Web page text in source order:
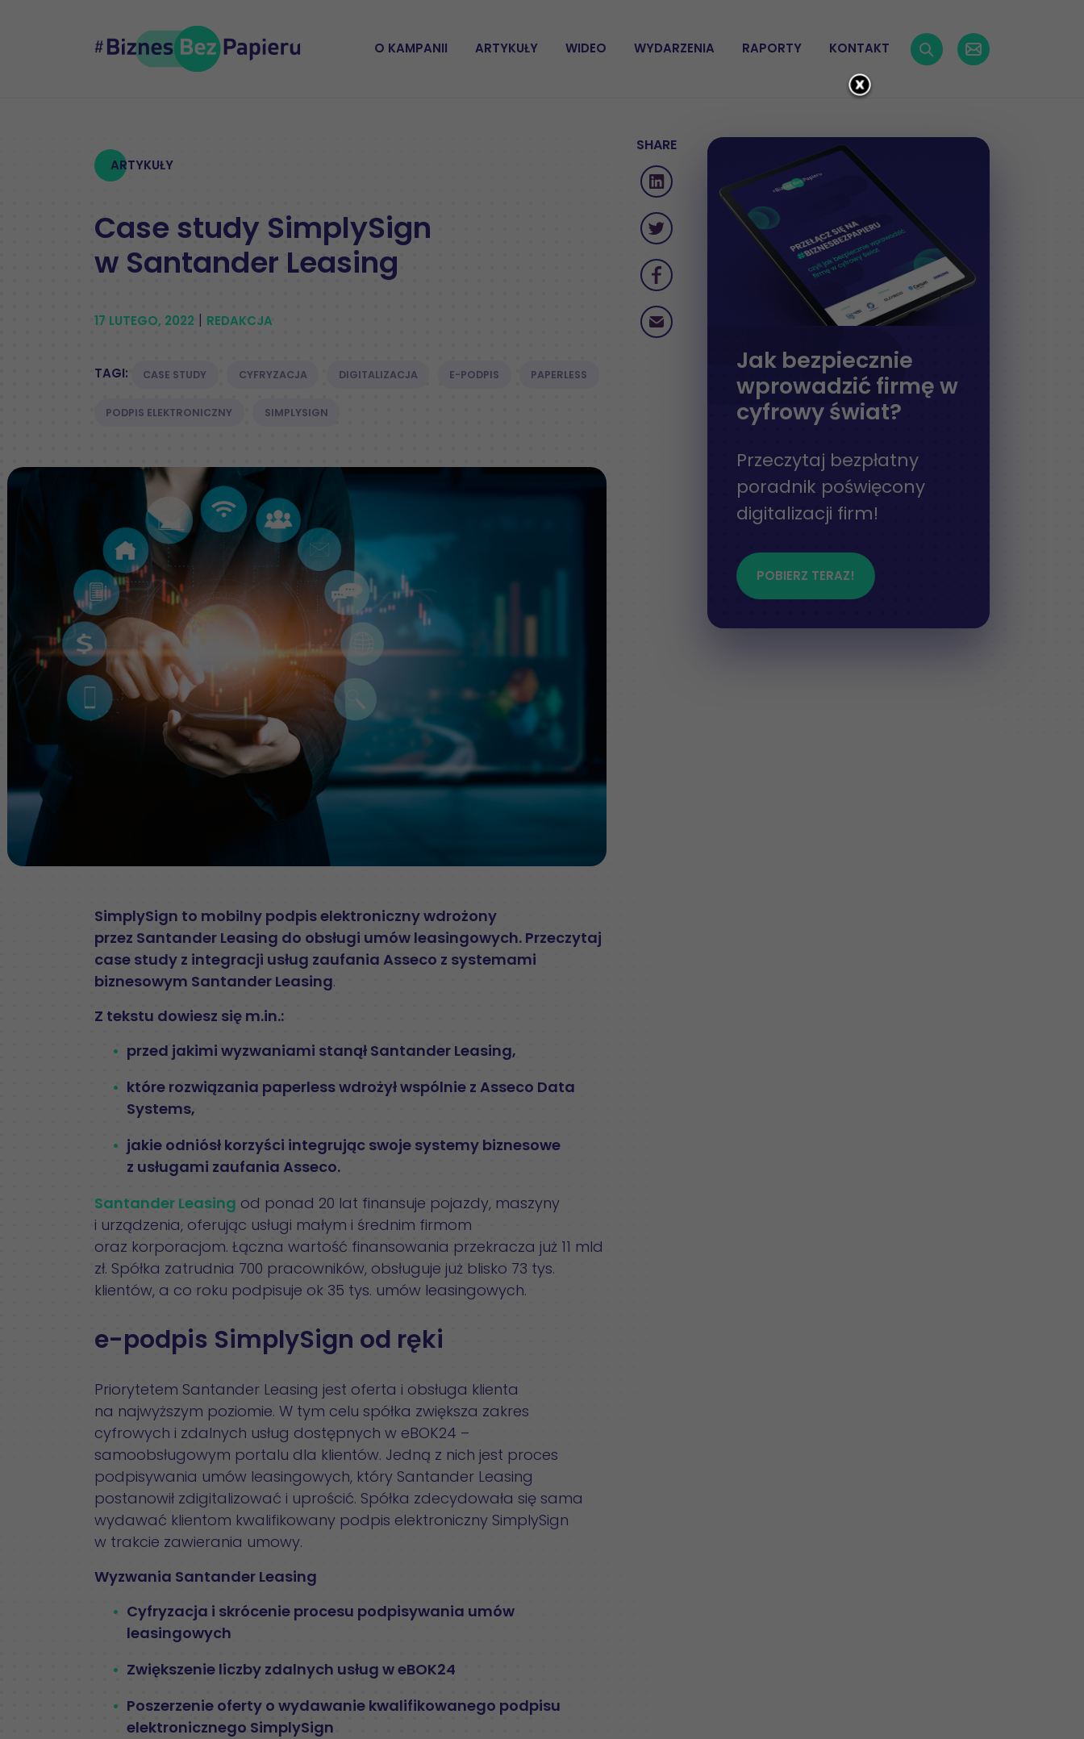
O KAMPANII ARTYKUŁY WIDEO WYDARZENIA RAPORTY KONTAKT
ARTYKUŁY
Case study SimplySign
w Santander Leasing
17 LUTEGO, 2022 | REDAKCJA
TAGI: CASE STUDY CYFRYZACJA DIGITALIZACJA E-PODPIS PAPERLESS
PODPIS ELEKTRONICZNY SIMPLYSIGN
SimplySign to mobilny podpis elektroniczny wdrożony
przez Santander Leasing do obsługi umów leasingowych. Przeczytaj
case study z integracji usług zaufania Asseco z systemami
biznesowym Santander Leasing.
Z tekstu dowiesz się m.in.:
przed jakimi wyzwaniami stanął Santander Leasing,
które rozwiązania paperless wdrożył wspólnie z Asseco Data
Systems,
jakie odniósł korzyści integrując swoje systemy biznesowe
z usługami zaufania Asseco.
Santander Leasing od ponad 20 lat finansuje pojazdy, maszyny
i urządzenia, oferując usługi małym i średnim firmom
oraz korporacjom. Łączna wartość finansowania przekracza już 11 mld
zł. Spółka zatrudnia 700 pracowników, obsługuje już blisko 73 tys.
klientów, a co roku podpisuje ok 35 tys. umów leasingowych.
e-podpis SimplySign od ręki
Priorytetem Santander Leasing jest oferta i obsługa klienta
na najwyższym poziomie. W tym celu spółka zwiększa zakres
cyfrowych i zdalnych usług dostępnych w eBOK24 –
samoobsługowym portalu dla klientów. Jedną z nich jest proces
podpisywania umów leasingowych, który Santander Leasing
postanowił zdigitalizować i uprościć. Spółka zdecydowała się sama
wydawać klientom kwalifikowany podpis elektroniczny SimplySign
w trakcie zawierania umowy.
Wyzwania Santander Leasing
Cyfryzacja i skrócenie procesu podpisywania umów
leasingowych
Zwiększenie liczby zdalnych usług w eBOK24
Poszerzenie oferty o wydawanie kwalifikowanego podpisu
elektronicznego SimplySign
SHARE
Jak bezpiecznie
wprowadzić firmę w
cyfrowy świat?
Przeczytaj bezpłatny
poradnik poświęcony
digitalizacji firm!
POBIERZ TERAZ!